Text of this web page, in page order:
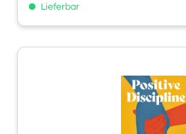
Lieferbar